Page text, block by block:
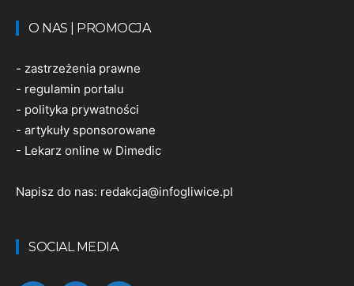
O NAS | PROMOCJA
- zastrzeżenia prawne
- regulamin portalu
- polityka prywatności
- artykuły sponsorowane
- Lekarz online w Dimedic
Napisz do nas: redakcja@infogliwice.pl
SOCIAL MEDIA